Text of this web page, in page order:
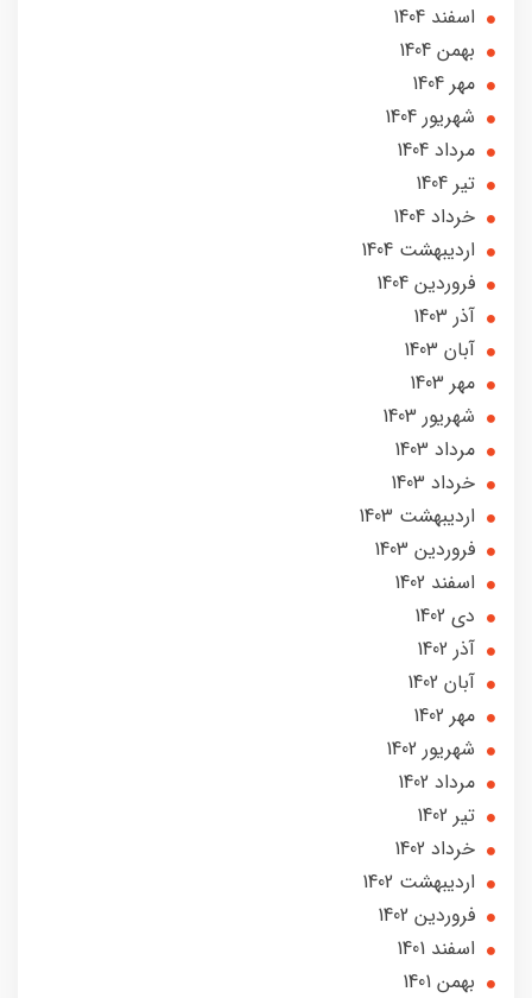
اسفند 1404
بهمن 1404
مهر 1404
شهریور 1404
مرداد 1404
تير 1404
خرداد 1404
ارديبهشت 1404
فروردین 1404
آذر 1403
آبان 1403
مهر 1403
شهریور 1403
مرداد 1403
خرداد 1403
ارديبهشت 1403
فروردین 1403
اسفند 1402
دی 1402
آذر 1402
آبان 1402
مهر 1402
شهریور 1402
مرداد 1402
تير 1402
خرداد 1402
ارديبهشت 1402
فروردین 1402
اسفند 1401
بهمن 1401